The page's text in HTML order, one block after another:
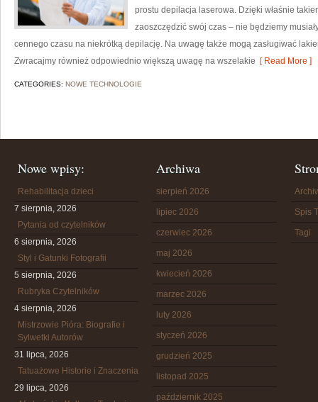
prostu depilacja laserowa. Dzięki właśnie
zaoszczędzić swój czas – nie będziemy
cennego czasu na niekrótką depilację. Na uwagę także mogą zasługiwać
Zwracajmy również odpowiednio większą uwagę na wszelakie [ Read More ]
CATEGORIES: NOWE TECHNOLOGIE
Nowe wpisy:
Rehabilitacja dzieci
7 sierpnia, 2026
Pytania od czytelników
6 sierpnia, 2026
Styl i Gatunki Fotografii
5 sierpnia, 2026
Rubryka Czytelników
4 sierpnia, 2026
Mistrzowie Pióra: Biografie i
Sylwetki Autorów
31 lipca, 2026
Tatuażowe Historie i Znaczenia
29 lipca, 2026
Archiwa
sierpień 2026
lipiec 2026
czerwiec 2026
maj 2026
kwiecień 2026
marzec 2026
luty 2026
styczeń 2026
grudzień 2025
listopad 2025
październik 2025
Spis
Tagi